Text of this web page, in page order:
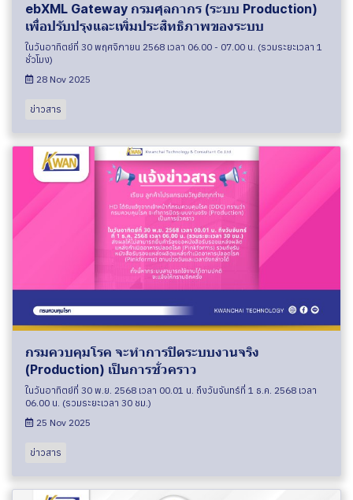
ebXML Gateway กรมศุลกากร (ระบบ Production)
เพื่อปรับปรุงและเพิ่มประสิทธิภาพของระบบ
ในวันอาทิตย์ที่ 30 พฤศจิกายน 2568 เวลา 06.00 - 07.00 น. (รวมระยะเวลา 1
ชั่วโมง)
28 Nov 2025
ข่าวสาร
กรมควบคุมโรค จะทำการปิดระบบงานจริง
(Production) เป็นการชั่วคราว
ในวันอาทิตย์ที่ 30 พ.ย. 2568 เวลา 00.01 น. ถึงวันจันทร์ที่ 1 ธ.ค. 2568 เวลา
06.00 น. (รวมระยะเวลา 30 ชม.)
25 Nov 2025
ข่าวสาร